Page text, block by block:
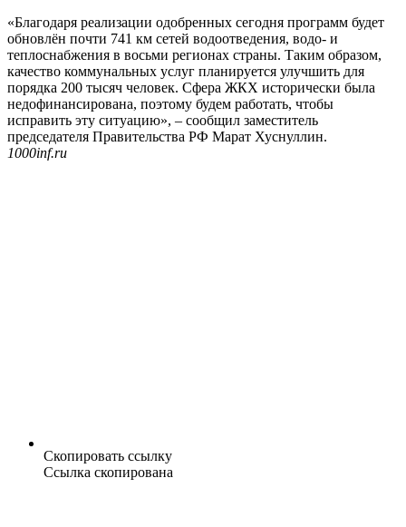
«Благодаря реализации одобренных сегодня программ будет
обновлён почти 741 км сетей водоотведения, водо- и
теплоснабжения в восьми регионах страны. Таким образом,
качество коммунальных услуг планируется улучшить для
порядка 200 тысяч человек. Сфера ЖКХ исторически была
недофинансирована, поэтому будем работать, чтобы
исправить эту ситуацию», – сообщил заместитель
председателя Правительства РФ Марат Хуснуллин.
1000inf.ru
Скопировать ссылку
Ссылка скопирована